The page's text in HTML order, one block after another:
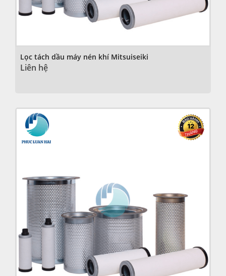
Lọc tách dầu máy nén khí Mitsuiseiki
Liên hệ